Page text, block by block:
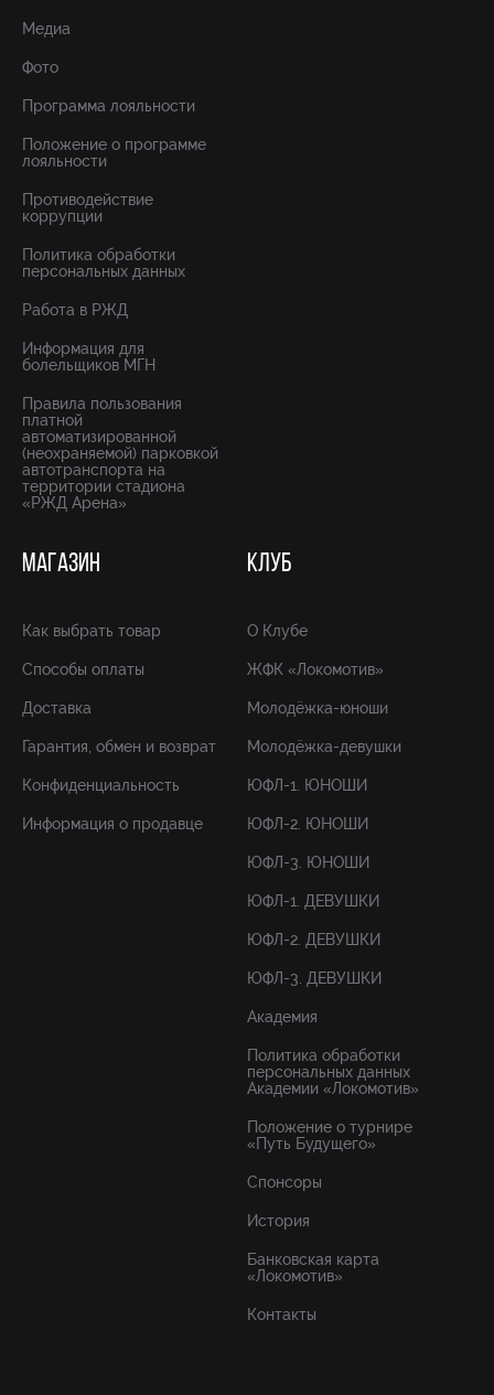
Медиа
Фото
Программа лояльности
Положение о программе
лояльности
Противодействие
коррупции
Политика обработки
персональных данных
Работа в РЖД
Информация для
болельщиков МГН
Правила пользования
платной
автоматизированной
(неохраняемой) парковкой
автотранспорта на
территории стадиона
«РЖД Арена»
МАГАЗИН
Как выбрать товар
Способы оплаты
Доставка
Гарантия, обмен и возврат
Конфиденциальность
Информация о продавце
КЛУБ
О Клубе
ЖФК «Локомотив»
Молодёжка-юноши
Молодёжка-девушки
ЮФЛ-1. ЮНОШИ
ЮФЛ-2. ЮНОШИ
ЮФЛ-3. ЮНОШИ
ЮФЛ-1. ДЕВУШКИ
ЮФЛ-2. ДЕВУШКИ
ЮФЛ-3. ДЕВУШКИ
Академия
Политика обработки
персональных данных
Академии «Локомотив»
Положение о турнире
«Путь Будущего»
Спонсоры
История
Банковская карта
«Локомотив»
Контакты